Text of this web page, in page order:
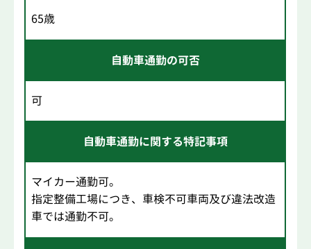
65歳
自動車通勤の可否
可
自動車通勤に関する特記事項
マイカー通勤可。
指定整備工場につき、車検不可車両及び違法改造
車では通勤不可。